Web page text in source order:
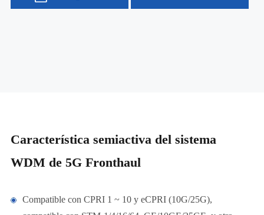
Característica semiactiva del sistema
WDM de 5G Fronthaul
Compatible con CPRI 1 ~ 10 y eCPRI (10G/25G),